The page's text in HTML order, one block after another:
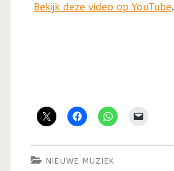
Bekijk deze video op YouTube.
NIEUWE MUZIEK